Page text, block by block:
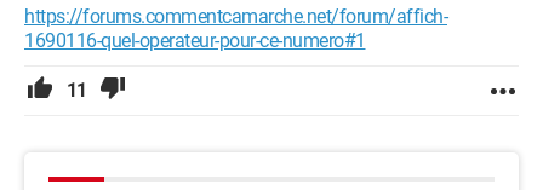
https://forums.commentcamarche.net/forum/affich-
1690116-quel-operateur-pour-ce-numero#1
11